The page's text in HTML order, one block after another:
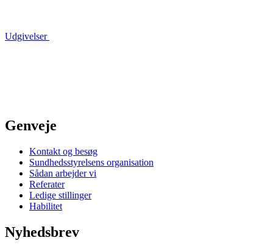
Udgivelser
Genveje
Kontakt og besøg
Sundhedsstyrelsens organisation
Sådan arbejder vi
Referater
Ledige stillinger
Habilitet
Nyhedsbrev